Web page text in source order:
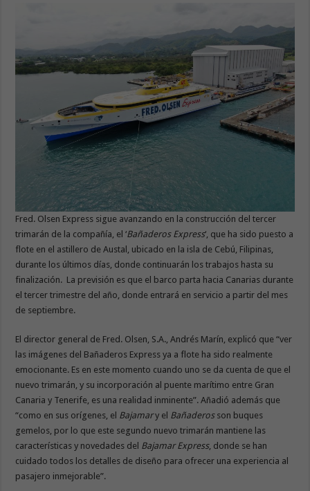
Fred. Olsen Express sigue avanzando en la construcción del tercer
trimarán de la compañía, el ‘Bañaderos Express‘, que ha sido puesto a
flote en el astillero de Austal, ubicado en la isla de Cebú, Filipinas,
durante los últimos días, donde continuarán los trabajos hasta su
finalización. La previsión es que el barco parta hacia Canarias durante
el tercer trimestre del año, donde entrará en servicio a partir del mes
de septiembre.
El director general de Fred. Olsen, S.A., Andrés Marín, explicó que “ver
las imágenes del Bañaderos Express ya a flote ha sido realmente
emocionante. Es en este momento cuando uno se da cuenta de que el
nuevo trimarán, y su incorporación al puente marítimo entre Gran
Canaria y Tenerife, es una realidad inminente”. Añadió además que
“como en sus orígenes, el Bajamary el Bañaderosson buques
gemelos, por lo que este segundo nuevo trimarán mantiene las
características y novedades del Bajamar Express, donde se han
cuidado todos los detalles de diseño para ofrecer una experiencia al
pasajero inmejorable”.